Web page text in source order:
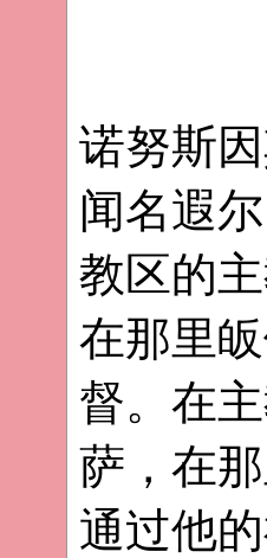
诺努斯
闻名遐
教区的
在那里
督。在
萨，在
通过他